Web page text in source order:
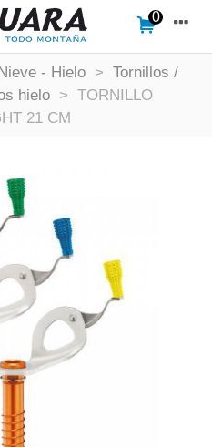
0
- Hielo > Tornillos /
hielo > TORNILLO
21 CM